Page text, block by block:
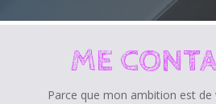
ME
Parce que mon ambition est